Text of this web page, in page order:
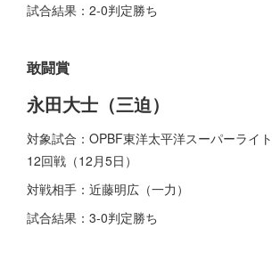
試合結果：2-0判定勝ち
敢闘賞
永田大士（三迫）
対象試合：OPBF東洋太平洋スーパーライ
12回戦（12月5日）
対戦相手：近藤明広（一力）
試合結果：3-0判定勝ち